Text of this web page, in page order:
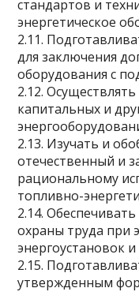
стандартов и
энергетическое
2.11.
для заключения
оборудования с
2.12.
капитальных и
2.13. Изучать и
отечественный и
рациональному
топливно-
2.14.
охраны труда при
энергоустановок и
2.15.
утвержденным